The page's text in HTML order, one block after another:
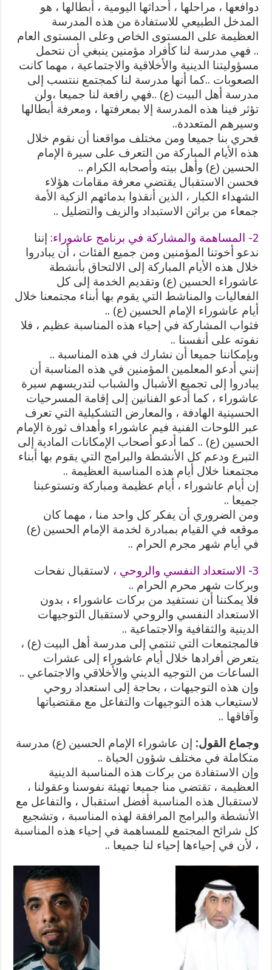
دوافعها ، مراحلها ، أحداثها اليومية ، أبطالها ، هو
المدخل الطبيعي للاستفادة من هذه المدرسة
العظيمة على المستوى الخاص وعلى المستوى العام
.. فهي مدرسة لنا كأفراد مؤمنين ينبغي أن نتحمل
مسؤوليتنا الدينية والأخلاقية والاجتماعية ، مهما كانت
الصعوبات ..كما أنها مدرسة لنا كمجتمع ننتسب إلى
مدرسة أهل البيت (ع) ..فهي رافعة لنا جميعا ،ولن
تؤثر فينا هذه المدرسة إلا بمعرفتها ، ومعرفة أبطالها
وسيرهم المتعددة..
فحري بنا جميعا ومن مختلف مواقعنا أن نقوم خلال
هذه الأيام المباركة من التعرف على سيرة الإمام
الحسين (ع) وأهل بيته وأصحابه الكرام ..
فحسن الاستقبال يقتضي معرفة مقامات هؤلاء
الشهداء الكبار ، الذين أنقذوا بدمائهم الزكية الأمة
جمعاء من براثن الاستبداد والزيف والتضليل ..
2- المساهمة والمشاركة في برنامج عاشوراء:
إننا
ندعو أخوتنا المؤمنين ومن جميع الفئات ، أن يبادروا
خلال هذه الأيام المباركة إلى الالتحاق بأنشطة
عاشوراء الحسين (ع) وتقديم الخدمة إلى كل
الفعاليات والمناشط التي يقوم بها أبناء مجتمعنا خلال
أيام عاشوراء الإمام الحسين (ع) ..
فثواب المشاركة في إحياء هذه المناسبة عظيم ، فلا
نفوته على أنفسنا ..
وبإمكاننا جميعا أن نشارك في هذه المناسبة ..
إنني أدعو المعلمين المؤمنين في هذه المناسبة أن
يبادروا إلى تجميع الأشبال والشباب لتدريسهم سيرة
عاشوراء ، كما أدعو الفنانين إلى إقامة المسرحيات
الحسينية الهادفة ، والمعارض التشكيلية التي تعرف
عبر اللوحات الفنية فيم عاشوراء وأهداف ثورة الإمام
الحسين (ع) .. كما أدعو أصحاب الإمكانات المادية إلى
التبرع ودعم كل الأنشطة والبرامج التي يقوم بها أبناء
مجتمعنا خلال أيام هذه المناسبة العظيمة ..
إن أيام عاشوراء ، أيام عظيمة ومباركة وتستوعبنا
جميعا ..
ومن الضروري أن يفكر كل واحد منا ، مهما كان
موقعه في القيام بمبادرة لخدمة الإمام الحسين (ع)
في أيام شهر مجرم الحرام ..
3- الاستعداد النفسي والروحي ،
لاستقبال نفحات
وبركات شهر محرم الحرام ..
فلا يمكننا أن نستفيد من بركات عاشوراء ، بدون
الاستعداد النفسي والروحي لاستقبال التوجيهات
الدينية والثقافية والاجتماعية ..
فالمجتمعات التي تنتمي إلى مدرسة أهل البيت (ع) ،
يتعرض أفرادها خلال أيام عاشوراء إلى عشرات
الساعات من التوجيه الديني والأخلاقي والاجتماعي ..
وإن هذه التوجيهات ، بحاجة إلى استعداد روحي
لاستيعاب هذه التوجيهات والتفاعل مع مقتضياتها
وآفاقها ..
وجماع القول: إن عاشوراء الإمام الحسين (ع) مدرسة
متكاملة في مختلف شؤون الحياة ..
وإن الاستفادة من بركات هذه المناسبة الدينية
العظيمة ، تقتضي منا جميعا تهيئة نفوسنا وعقولنا ،
لاستقبال هذه المناسبة أفضل استقبال ، والتفاعل مع
الأنشطة والبرامج المرافقة لهذه المناسبة ، وتشجيع
كل شرائح المجتمع للمساهمة في إحياء هذه المناسبة
، لأن في إحياءها إحياء لنا جميعا ..